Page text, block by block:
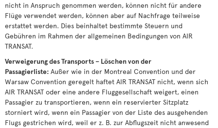
nicht in Anspruch genommen werden, können nicht für andere
Flüge verwendet werden, können aber auf Nachfrage teilweise
erstattet werden. Dies beinhaltet bestimmte Steuern und
Gebühren im Rahmen der allgemeinen Bedingungen von AIR
TRANSAT.
Verweigerung des Transports – Löschen von der
Passagierliste: Außer wie in der Montreal Convention und der
Warsaw Convention geregelt haftet AIR TRANSAT nicht, wenn sich
AIR TRANSAT oder eine andere Fluggesellschaft weigert, einen
Passagier zu transportieren, wenn ein reservierter Sitzplatz
storniert wird, wenn ein Passagier von der Liste des ausgehenden
Flugs gestrichen wird, weil er z. B. zur Abflugszeit nicht anwesend